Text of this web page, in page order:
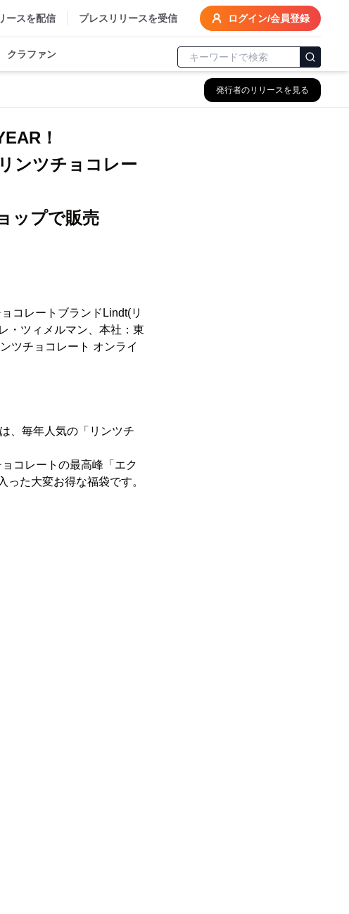
ースを配信 プレスリリースを受信 ログイン/会員登録
クラファン
発行者のリリースを見る
！
ンツチョコレー
ップで販売
コレートブランドLindt(リ
・ツィメルマン、本社：東
ツチョコレート オンライ
、毎年人気の「リンツチ
コレートの最高峰「エク
た大変お得な福袋です。